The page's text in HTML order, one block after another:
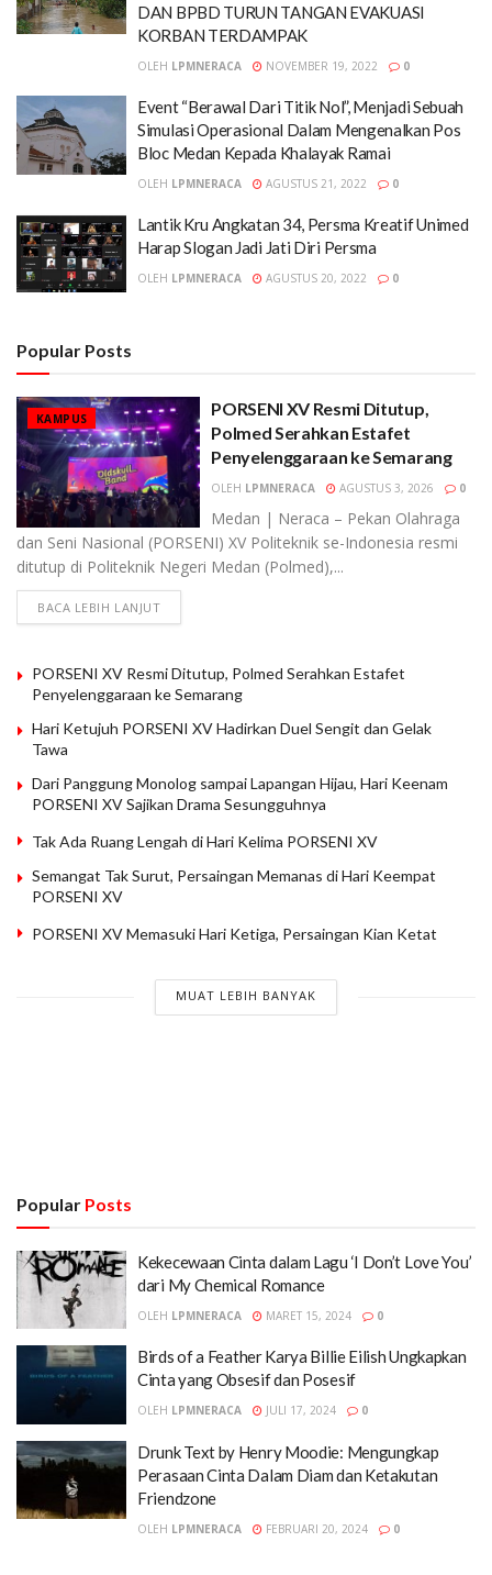
DAN BPBD TURUN TANGAN EVAKUASI
KORBAN TERDAMPAK
OLEH LPMNERACA NOVEMBER 19, 2022 0
Event “Berawal Dari Titik Nol”, Menjadi Sebuah
Simulasi Operasional Dalam Mengenalkan Pos
Bloc Medan Kepada Khalayak Ramai
OLEH LPMNERACA AGUSTUS 21, 2022 0
Lantik Kru Angkatan 34, Persma Kreatif Unimed
Harap Slogan Jadi Jati Diri Persma
OLEH LPMNERACA AGUSTUS 20, 2022 0
Popular Posts
KAMPUS
PORSENI XV Resmi Ditutup,
Polmed Serahkan Estafet
Penyelenggaraan ke Semarang
OLEH LPMNERACA AGUSTUS 3, 2026 0
Medan | Neraca – Pekan Olahraga
dan Seni Nasional (PORSENI) XV Politeknik se-Indonesia resmi
ditutup di Politeknik Negeri Medan (Polmed),...
BACA LEBIH LANJUT
PORSENI XV Resmi Ditutup, Polmed Serahkan Estafet
Penyelenggaraan ke Semarang
Hari Ketujuh PORSENI XV Hadirkan Duel Sengit dan Gelak
Tawa
Dari Panggung Monolog sampai Lapangan Hijau, Hari Keenam
PORSENI XV Sajikan Drama Sesungguhnya
Tak Ada Ruang Lengah di Hari Kelima PORSENI XV
Semangat Tak Surut, Persaingan Memanas di Hari Keempat
PORSENI XV
PORSENI XV Memasuki Hari Ketiga, Persaingan Kian Ketat
MUAT LEBIH BANYAK
Popular Posts
Kekecewaan Cinta dalam Lagu ‘I Don’t Love You’
dari My Chemical Romance
OLEH LPMNERACA MARET 15, 2024 0
Birds of a Feather Karya Billie Eilish Ungkapkan
Cinta yang Obsesif dan Posesif
OLEH LPMNERACA JULI 17, 2024 0
Drunk Text by Henry Moodie: Mengungkap
Perasaan Cinta Dalam Diam dan Ketakutan
Friendzone
OLEH LPMNERACA FEBRUARI 20, 2024 0